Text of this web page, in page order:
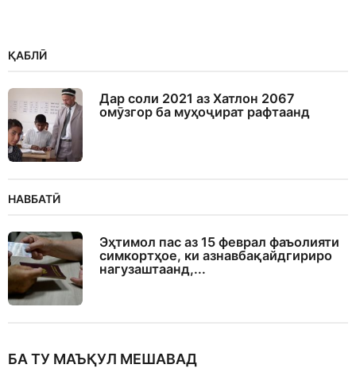
ҚАБЛӢ
Дар соли 2021 аз Хатлон 2067
омӯзгор ба муҳоҷират рафтаанд
НАВБАТӢ
Эҳтимол пас аз 15 феврал фаъолияти
симкортҳое, ки азнавбақайдгириро
нагузаштаанд,...
БА ТУ МАЪҚУЛ МЕШАВАД